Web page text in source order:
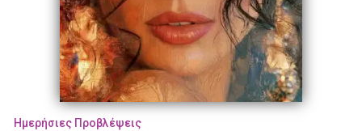
Ημερήσιες Προβλέψεις